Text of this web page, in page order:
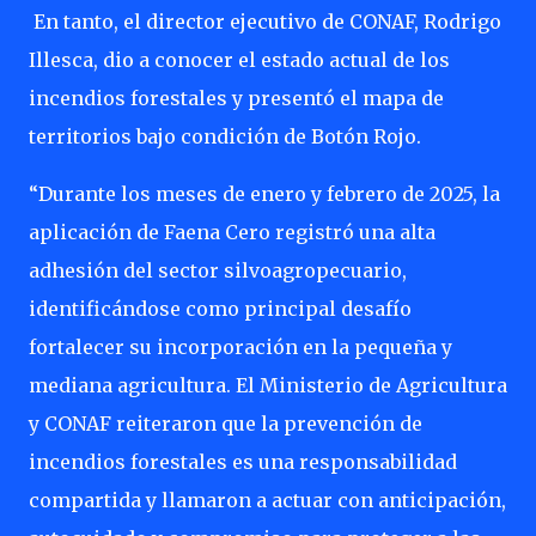
En tanto, el director ejecutivo de CONAF, Rodrigo
Illesca, dio a conocer el estado actual de los
incendios forestales y presentó el mapa de
territorios bajo condición de Botón Rojo.
“Durante los meses de enero y febrero de 2025, la
aplicación de Faena Cero registró una alta
adhesión del sector silvoagropecuario,
identificándose como principal desafío
fortalecer su incorporación en la pequeña y
mediana agricultura. El Ministerio de Agricultura
y CONAF reiteraron que la prevención de
incendios forestales es una responsabilidad
compartida y llamaron a actuar con anticipación,